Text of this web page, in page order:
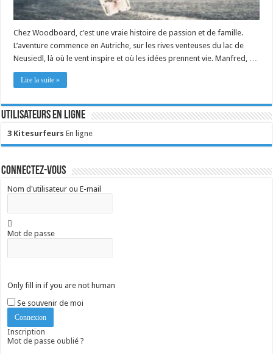
Chez Woodboard, c’est une vraie histoire de passion et de famille.
L’aventure commence en Autriche, sur les rives venteuses du lac de
Neusiedl, là où le vent inspire et où les idées prennent vie. Manfred, …
Lire la suite »
Utilisateurs en ligne
3 Kitesurfeurs En ligne
Connectez-vous
Nom d'utilisateur ou E-mail
Mot de passe
Only fill in if you are not human
Se souvenir de moi
Inscription
Mot de passe oublié ?